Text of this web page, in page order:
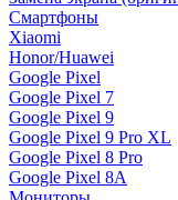
Смартфоны
Xiaomi
Honor/Huawei
Google Pixel
Google Pixel 7
Google Pixel 9
Google Pixel 9 Pro XL
Google Pixel 8 Pro
Google Pixel 8A